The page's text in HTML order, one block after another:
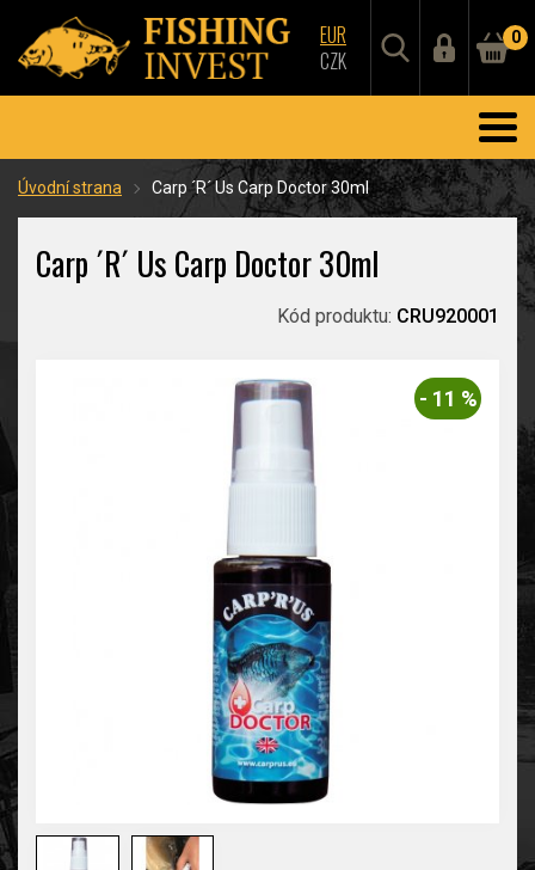
EUR
CZK
0
Úvodní strana Carp ´R´ Us Carp Doctor 30ml
Carp ´R´ Us Carp Doctor 30ml
Kód produktu: CRU920001
- 11 %